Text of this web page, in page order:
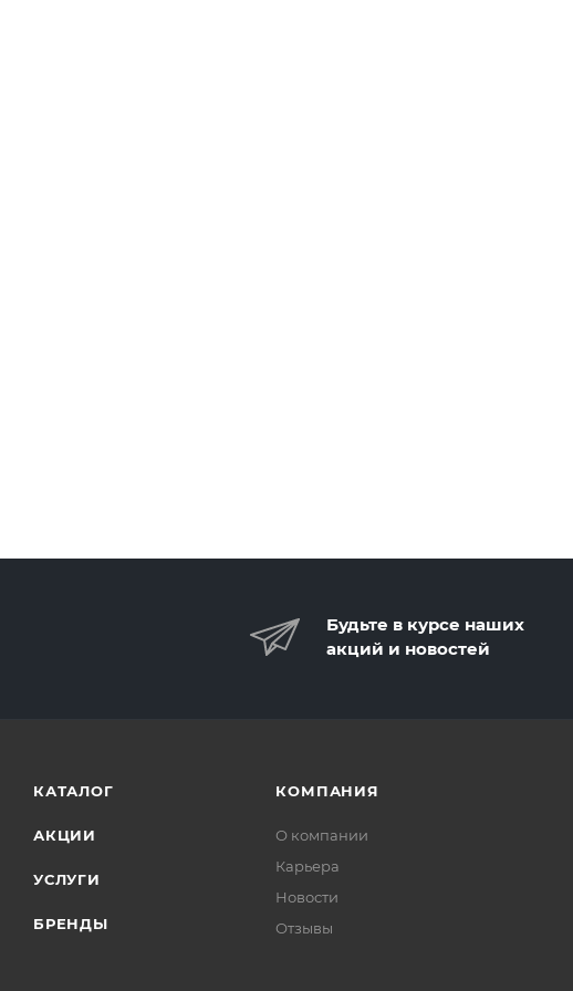
Будьте в курсе наших
акций и новостей
КАТАЛОГ
АКЦИИ
УСЛУГИ
БРЕНДЫ
КОМПАНИЯ
О компании
Карьера
Новости
Отзывы